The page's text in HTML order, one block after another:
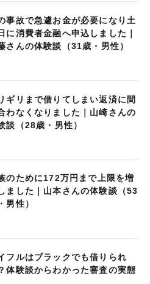
事故で急遽お金が必要になり土
に消費者金融へ申込しました｜
さんの体験談（31歳・男性）
ギリまで借りてしまい返済に間
わなくなりました｜山崎さんの
談（28歳・男性）
のために172万円まで上限を増
ました｜山本さんの体験談（53
男性）
フルはブラックでも借りられ
体験談からわかった審査の実態